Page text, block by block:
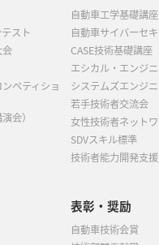
スト
会
ペティショ
会）
自動車工学基礎講座
自動車サイバーセ
CASE技術基礎講座
エシカル・エンジ
システムズエンジ
若手技術者交流会
女性技術者ネット
SDVスキル標準
技術者能力開発支援
表彰・奨励
自動車技術会賞